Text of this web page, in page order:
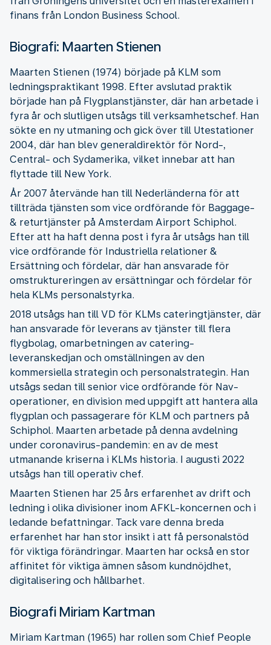
finans från London Business School.
Biografi: Maarten Stienen
Maarten Stienen (1974) började på KLM som
ledningspraktikant 1998. Efter avslutad praktik
började han på Flygplanstjänster, där han arbetade i
fyra år och slutligen utsågs till verksamhetschef. Han
sökte en ny utmaning och gick över till Utestationer
2004, där han blev generaldirektör för Nord-,
Central- och Sydamerika, vilket innebar att han
flyttade till New York.
År 2007 återvände han till Nederländerna för att
tillträda tjänsten som vice ordförande för Baggage-
& returtjänster på Amsterdam Airport Schiphol.
Efter att ha haft denna post i fyra år utsågs han till
vice ordförande för Industriella relationer &
Ersättning och fördelar, där han ansvarade för
omstruktureringen av ersättningar och fördelar för
hela KLMs personalstyrka.
2018 utsågs han till VD för KLMs cateringtjänster, där
han ansvarade för leverans av tjänster till flera
flygbolag, omarbetningen av catering-
leveranskedjan och omställningen av den
kommersiella strategin och personalstrategin. Han
utsågs sedan till senior vice ordförande för Nav-
operationer, en division med uppgift att hantera alla
flygplan och passagerare för KLM och partners på
Schiphol. Maarten arbetade på denna avdelning
under coronavirus-pandemin: en av de mest
utmanande kriserna i KLMs historia. I augusti 2022
utsågs han till operativ chef.
Maarten Stienen har 25 års erfarenhet av drift och
ledning i olika divisioner inom AFKL-koncernen och i
ledande befattningar. Tack vare denna breda
erfarenhet har han stor insikt i att få personalstöd
för viktiga förändringar. Maarten har också en stor
affinitet för viktiga ämnen såsom kundnöjdhet,
digitalisering och hållbarhet.
Biografi Miriam Kartman
Miriam Kartman (1965) har rollen som Chief People